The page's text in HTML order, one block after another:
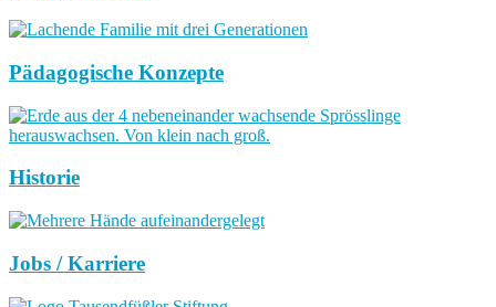
Pädagogische Konzepte
Historie
Jobs / Karriere